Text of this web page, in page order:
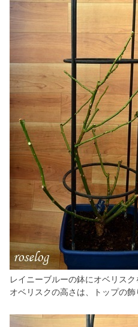
レイニーブルーの鉢にオベリスク
オベリスクの高さは、トップの